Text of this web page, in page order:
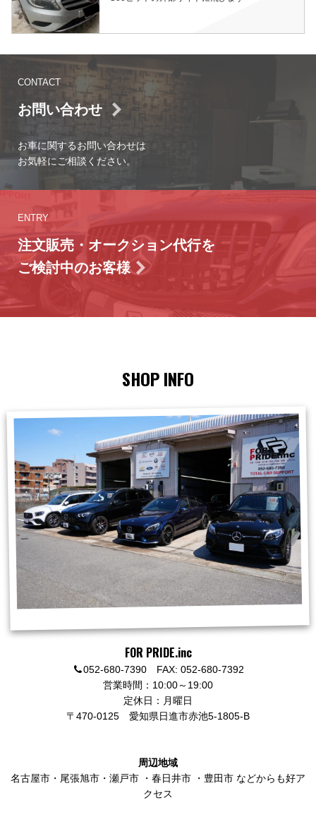
CONTACT
お問い合わせ
お車に関するお問い合わせは
お気軽にご相談ください。
ENTRY
注文販売・オークション代行を
ご検討中のお客様
SHOP INFO
FOR PRIDE.inc
052-680-7390 FAX: 052-680-7392
営業時間：10:00～19:00
定休日：月曜日
〒470-0125 愛知県日進市赤池5-1805-B
周辺地域
名古屋市 ・ 尾張旭市 ・ 瀬戸市 ・ 春日井市 ・ 豊田市 などからも好ア
クセス